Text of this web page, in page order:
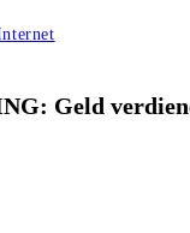
Geld